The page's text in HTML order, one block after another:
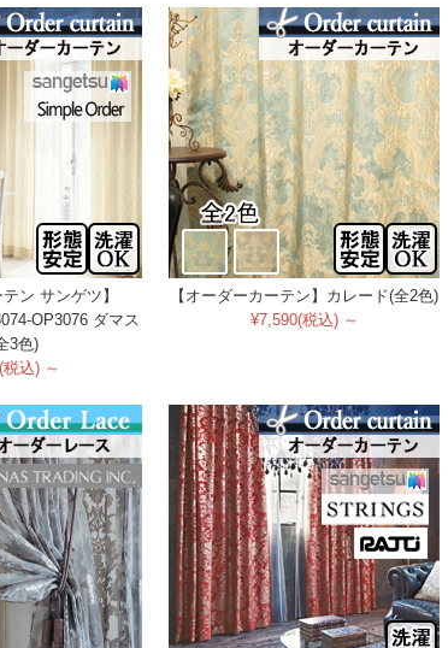
ン サンゲツ】
OP3076 ダマス
3色)
込) ～
【オーダーカーテン】カレード(全2色)
¥7,590(税込) ～